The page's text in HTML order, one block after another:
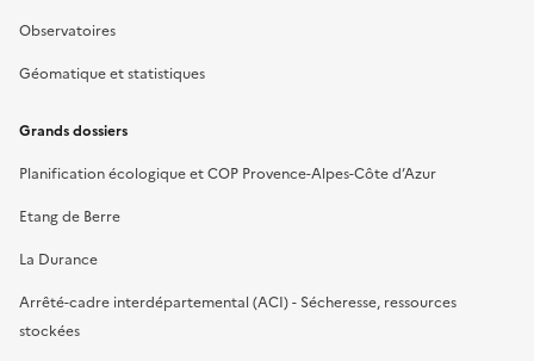
Observatoires
Géomatique et statistiques
Grands dossiers
Planification écologique et COP Provence-Alpes-Côte d’Azur
Etang de Berre
La Durance
Arrêté-cadre interdépartemental (ACI) - Sécheresse, ressources
stockées